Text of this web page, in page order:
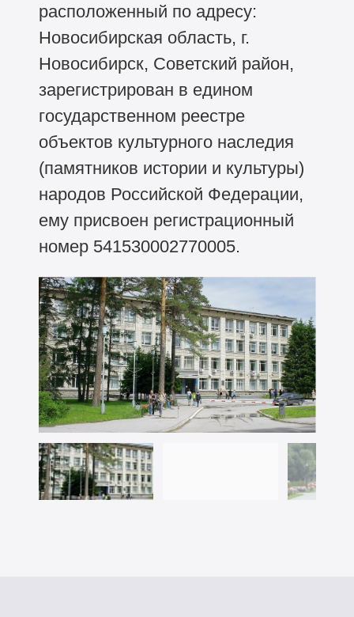
расположенный по адресу:
Новосибирская область, г.
Новосибирск, Советский район,
зарегистрирован в едином
государственном реестре
объектов культурного наследия
(памятников истории и культуры)
народов Российской Федерации,
ему присвоен регистрационный
номер 541530002770005.